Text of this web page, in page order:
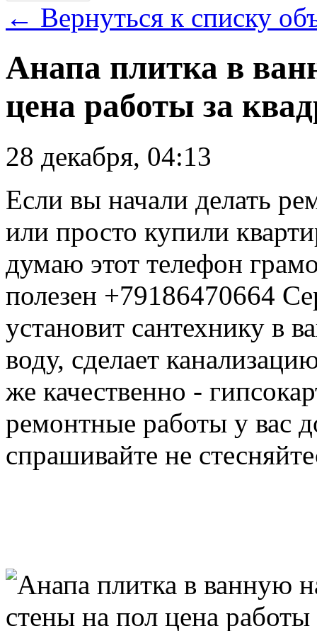
← Вернуться к списку
Анапа плитка в
цена работы за
28 декабря, 04:13
Если вы начали делать
или просто купили
думаю этот телефон
полезен +79186470664
установит сантехнику в
воду, сделает
же качественно -
ремонтные работы у вас
спрашивайте не